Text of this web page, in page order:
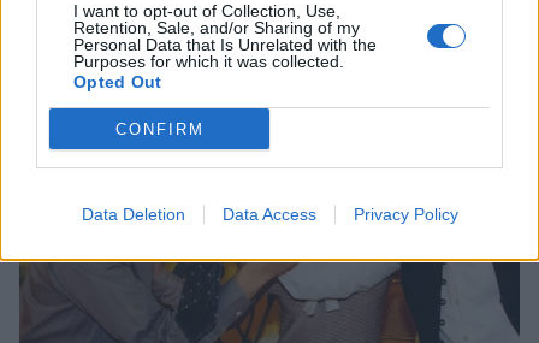
I want to opt-out of Collection, Use,
Retention, Sale, and/or Sharing of my
Personal Data that Is Unrelated with the
Purposes for which it was collected.
Opted Out
CONFIRM
Data Deletion Data Access Privacy Policy
αντιμετώπισε στις διακοπές της στο Μπόρα
Μπόρα